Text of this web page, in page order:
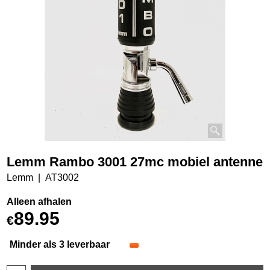
Lemm Rambo 3001 27mc mobiel antenne
Lemm AT3002
Alleen afhalen
€89.95
Minder als 3 leverbaar